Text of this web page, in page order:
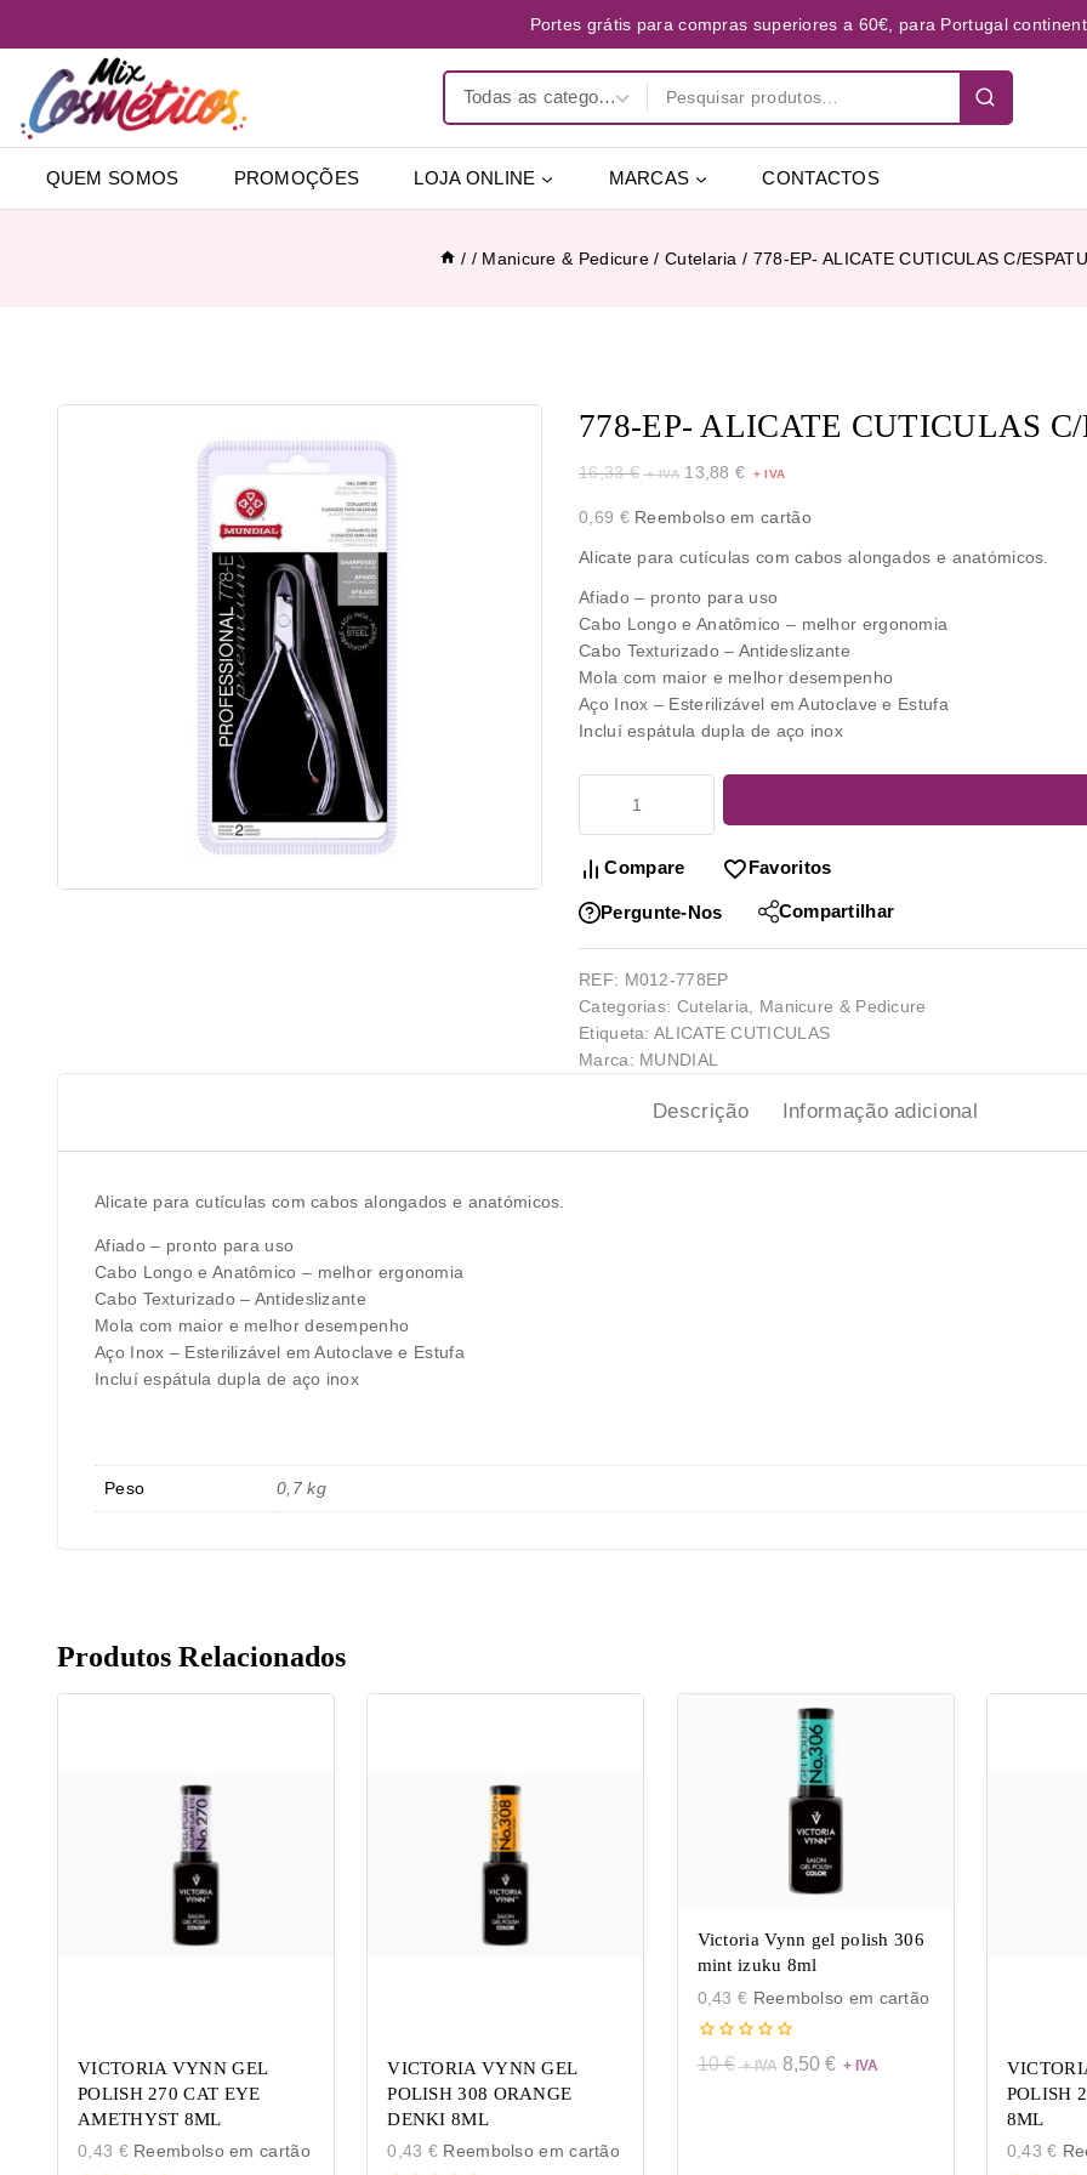
Portes grátis para compras superiores a 60€, para Portugal
QUEM SOMOS PROMOÇÕES LOJA ONLINE MARCAS CONTACTOS
/ / Manicure & Pedicure / Cutelaria / 778-EP- ALICATE CUTICULAS C/
778-EP- ALICATE CUTICULAS
16,33€ 13,88€
0,69 €Reembolso em cartão
Alicate para cutículas com cabos alongados e anatómicos.
Afiado – pronto para uso
Cabo Longo e Anatômico – melhor ergonomia
Cabo Texturizado – Antideslizante
Mola com maior e melhor desempenho
Aço Inox – Esterilizável em Autoclave e Estufa
Incluí espátula dupla de aço inox
Compare Favoritos
Pergunte-Nos Compartilhar
REF: M012-778EP
Categorias: Cutelaria
Manicure & Pedicure
Etiqueta: ALICATE CUTICULAS
Marca: MUNDIAL
Descrição Informação adicional
Alicate para cutículas com cabos alongados e anatómicos.
Afiado – pronto para uso
Cabo Longo e Anatômico – melhor ergonomia
Cabo Texturizado – Antideslizante
Mola com maior e melhor desempenho
Aço Inox – Esterilizável em Autoclave e Estufa
Incluí espátula dupla de aço inox
Peso 0,7 kg
Produtos Relacionados
VICTORIA VYNN GEL
POLISH 270 CAT EYE
AMETHYST 8ML
0,43 €Reembolso em cartão
VICTORIA VYNN GEL
POLISH 308 ORANGE
DENKI 8ML
0,43 € Reembolso em cartão
Victoria Vynn gel polish 306
mint izuku 8ml
0,43 € Reembolso em cartão
0
de
10€ 8,50 €
POLISH
8ML
0,43€